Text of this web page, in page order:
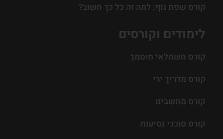
לימודים וקורסים
קורס חשמלאי מוסמך
קורס מדריך ירי
קורס מחשבים
קורס סוכני נסיעות
קורס שפת גוף: למה זה כל כך חשוב?